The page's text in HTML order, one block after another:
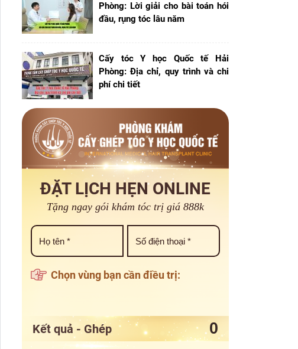
Phòng: Lời giải cho bài toán hói
đầu, rụng tóc lâu năm
Cấy tóc Y học Quốc tế Hải
Phòng: Địa chỉ, quy trình và chi
phí chi tiết
ĐẶT LỊCH HẸN ONLINE
Tặng ngay gói khám tóc trị giá 888k
Chọn vùng bạn cần điều trị:
Kết quả - Ghép